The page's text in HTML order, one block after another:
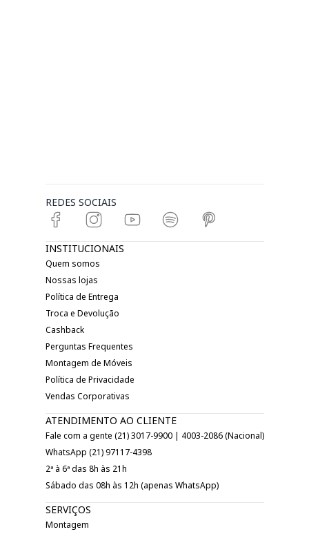
REDES SOCIAIS
INSTITUCIONAIS
Quem somos
Nossas lojas
Política de Entrega
Troca e Devolução
Cashback
Perguntas Frequentes
Montagem de Móveis
Política de Privacidade
Vendas Corporativas
ATENDIMENTO AO CLIENTE
Fale com a gente (21) 3017-9900 | 4003-2086 (Nacional)
WhatsApp (21) 97117-4398
2ª à 6ª das 8h às 21h
Sábado das 08h às 12h (apenas WhatsApp)
SERVIÇOS
Montagem